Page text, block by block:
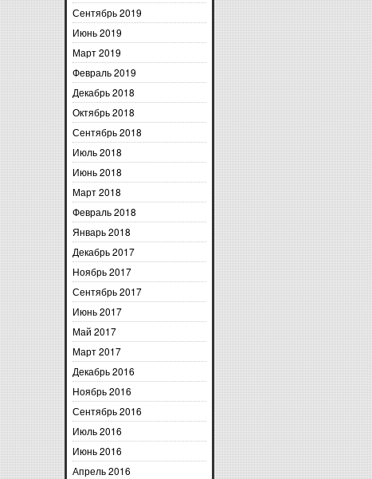
Сентябрь 2019
Июнь 2019
Март 2019
Февраль 2019
Декабрь 2018
Октябрь 2018
Сентябрь 2018
Июль 2018
Июнь 2018
Март 2018
Февраль 2018
Январь 2018
Декабрь 2017
Ноябрь 2017
Сентябрь 2017
Июнь 2017
Май 2017
Март 2017
Декабрь 2016
Ноябрь 2016
Сентябрь 2016
Июль 2016
Июнь 2016
Апрель 2016